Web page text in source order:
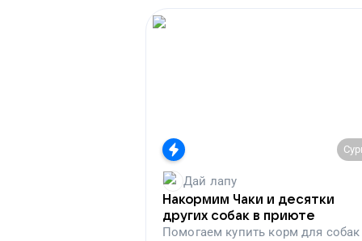
Дай лапу
Накормим Чаки и десятки
других собак в приюте
Помогаем купить корм для